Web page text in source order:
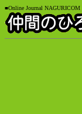
■Online Journal NAGURICOM